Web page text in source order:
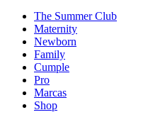
The Summer Club
Maternity
Newborn
Family
Cumple
Pro
Marcas
Shop